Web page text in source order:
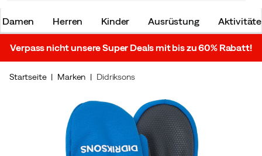
Damen Herren Kinder Ausrüstung
Verpass nicht unsere Super Deals mit bis zu 60% Rabatt!
Startseite Marken Didriksons